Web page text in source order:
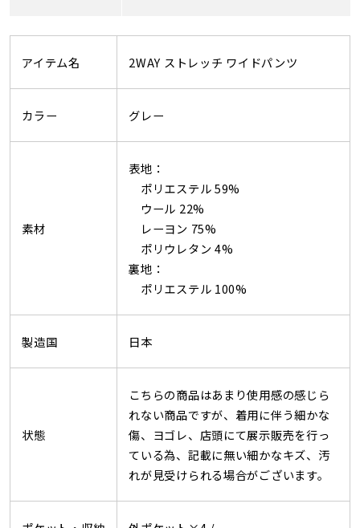
アイテム名 2WAY ストレッチ ワイドパンツ
カラー グレー
素材
表地：
ポリエステル 59%
ウール 22%
レーヨン 75%
ポリウレタン 4%
裏地：
ポリエステル 100%
製造国 日本
状態
こちらの商品はあまり使用感の感じら
れない商品ですが、着用に伴う細かな
傷、ヨゴレ、店頭にて展示販売を行っ
ている為、記載に無い細かなキズ、汚
れが見受けられる場合がございます。